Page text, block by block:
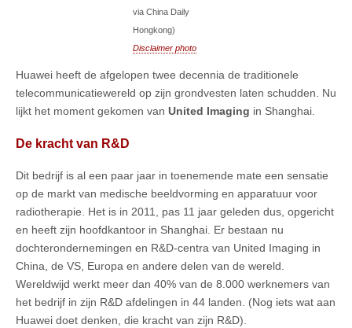
via China Daily
Hongkong)
Disclaimer photo
Huawei heeft de afgelopen twee decennia de traditionele
telecommunicatiewereld op zijn grondvesten laten schudden. Nu
lijkt het moment gekomen van United Imaging in Shanghai.
De kracht van R&D
Dit bedrijf is al een paar jaar in toenemende mate een sensatie
op de markt van medische beeldvorming en apparatuur voor
radiotherapie. Het is in 2011, pas 11 jaar geleden dus, opgericht
en heeft zijn hoofdkantoor in Shanghai. Er bestaan nu
dochterondernemingen en R&D-centra van United Imaging in
China, de VS, Europa en andere delen van de wereld.
Wereldwijd werkt meer dan 40% van de 8.000 werknemers van
het bedrijf in zijn R&D afdelingen in 44 landen. (Nog iets wat aan
Huawei doet denken, die kracht van zijn R&D).